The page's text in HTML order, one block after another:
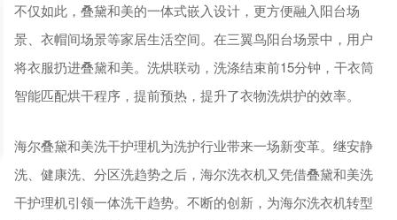
不仅如此，叠黛和美的一体式嵌入设计，更方便融入阳台场
景、衣帽间场景等家居生活空间。在三翼鸟阳台场景中，用户
将衣服扔进叠黛和美。洗烘联动，洗涤结束前15分钟，干衣筒
智能匹配烘干程序，提前预热，提升了衣物洗烘护的效率。
海尔叠黛和美洗干护理机为洗护行业带来一场新变革。继安静
洗、健康洗、分区洗趋势之后，海尔洗衣机又凭借叠黛和美洗
干护理机引领一体洗干趋势。不断的创新，为海尔洗衣机转型